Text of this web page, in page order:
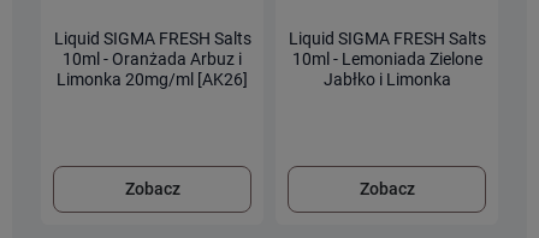
Liquid SIGMA FRESH Salts
10ml - Oranżada Arbuz i
Limonka 20mg/ml [AK26]
Zobacz
Liquid SIGMA FRESH Salts
10ml - Lemoniada Zielone
Jabłko i Limonka
Zobacz